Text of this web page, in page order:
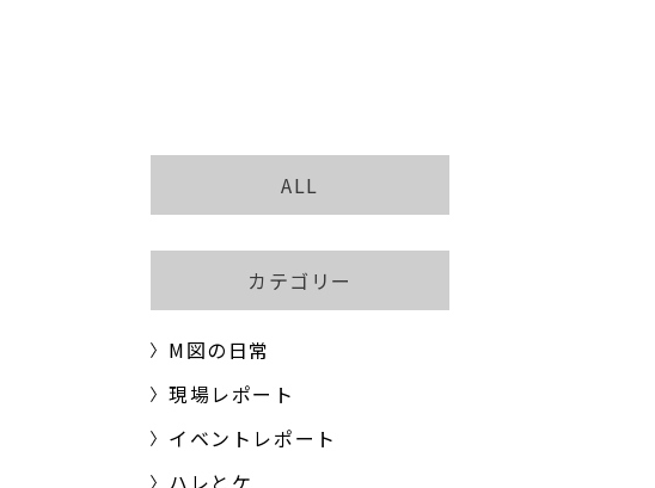
ALL
カテゴリー
M図の日常
現場レポート
イベントレポート
ハレとケ